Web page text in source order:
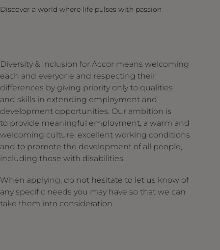
Discover a world where life pulses with passion
Diversity & Inclusion for Accor means welcoming
each and everyone and respecting their
differences by giving priority only to qualities
and skills in extending employment and
development opportunities. Our ambition is
to provide meaningful employment, a warm and
welcoming culture, excellent working conditions
and to promote the development of all people,
including those with disabilities.
When applying, do not hesitate to let us know of
any specific needs you may have so that we can
take them into consideration.